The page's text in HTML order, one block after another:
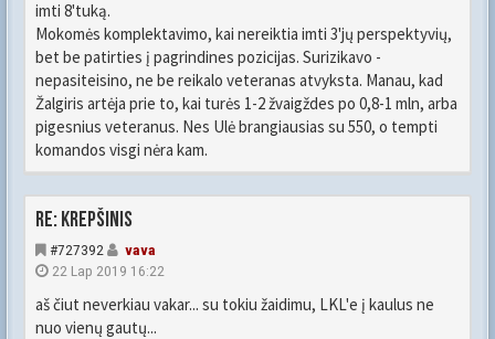
imti 8'tuką.
Mokomės komplektavimo, kai nereiktia imti 3'jų perspektyvių,
bet be patirties į pagrindines pozicijas. Surizikavo -
nepasiteisino, ne be reikalo veteranas atvyksta. Manau, kad
Žalgiris artėja prie to, kai turės 1-2 žvaigždes po 0,8-1 mln, arba
pigesnius veteranus. Nes Ulė brangiausias su 550, o tempti
komandos visgi nėra kam.
Re: Krepšinis
#727392
vava
22 Lap 2019 16:22
aš čiut neverkiau vakar... su tokiu žaidimu, LKL'e į kaulus ne
nuo vienų gautų...